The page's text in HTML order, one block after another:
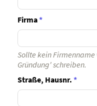
Firma*
Sollte kein
Gründung' schreiben.
Straße, Hausnr. *